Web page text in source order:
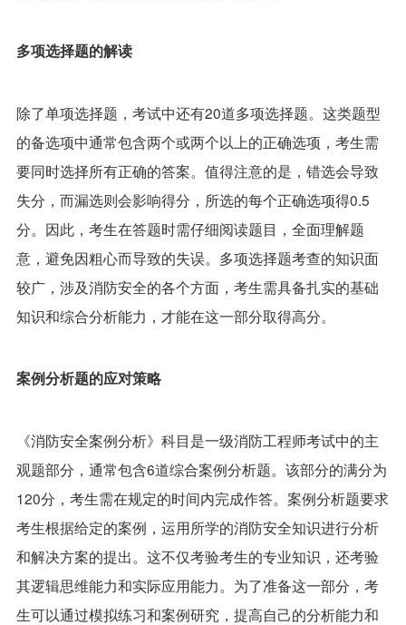
多项选择题的解读
除了单项选择题，考试中还有20道多项选择题。这类题型
的备选项中通常包含两个或两个以上的正确选项，考生需
要同时选择所有正确的答案。值得注意的是，错选会导致
失分，而漏选则会影响得分，所选的每个正确选项得0.5
分。因此，考生在答题时需仔细阅读题目，全面理解题
意，避免因粗心而导致的失误。多项选择题考查的知识面
较广，涉及消防安全的各个方面，考生需具备扎实的基础
知识和综合分析能力，才能在这一部分取得高分。
案例分析题的应对策略
《消防安全案例分析》科目是一级消防工程师考试中的主
观题部分，通常包含6道综合案例分析题。该部分的满分为
120分，考生需在规定的时间内完成作答。案例分析题要求
考生根据给定的案例，运用所学的消防安全知识进行分析
和解决方案的提出。这不仅考验考生的专业知识，还考验
其逻辑思维能力和实际应用能力。为了准备这一部分，考
生可以通过模拟练习和案例研究，提高自己的分析能力和